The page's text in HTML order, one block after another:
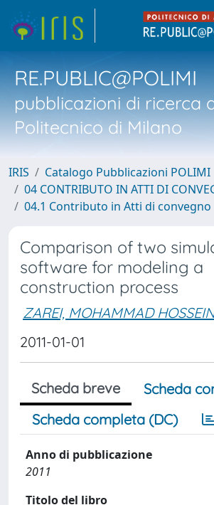
RE.PUBLIC@POLIMI
pubblicazioni di ricerca
Politecnico di Milano
IRIS
Catalogo Pubblicazioni POLIMI
04 CONTRIBUTO IN ATTI DI
04.1 Contributo in Atti di convegno
Comparison of two
software for modeling a
construction process
ZAREI, MOHAMMAD
2011-01-01
Scheda breve
Scheda
Scheda completa (DC)
Anno di pubblicazione
2011
Titolo del libro